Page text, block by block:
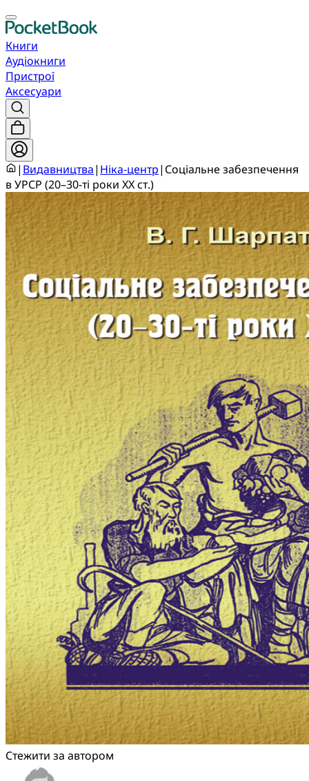
Книги
Аудіокниги
Пристрої
Аксесуари
| Видавництва| Ніка-центр| Соціальне забезпечення
в УРСР (20–30-ті роки ХХ ст.)
Стежити за автором